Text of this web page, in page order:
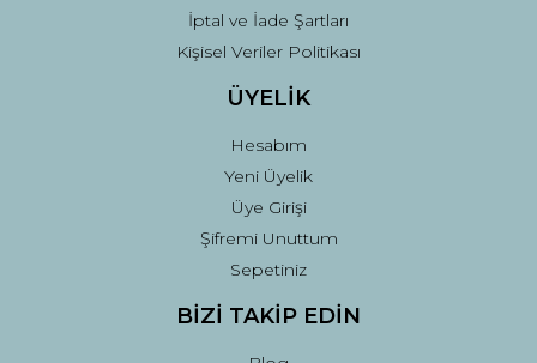
İptal ve İade Şartları
Kişisel Veriler Politikası
ÜYELİK
Hesabım
Yeni Üyelik
Üye Girişi
Şifremi Unuttum
Sepetiniz
BİZİ TAKİP EDİN